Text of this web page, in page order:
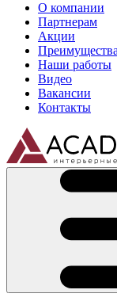
О компании
Партнерам
Акции
Преимущества
Наши работы
Видео
Вакансии
Контакты